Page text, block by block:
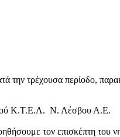
την τρέχουσα περίοδο,
Κ.Τ.Ε.Λ. Ν. Λέσβου Α.Ε.
τον επισκέπτη του